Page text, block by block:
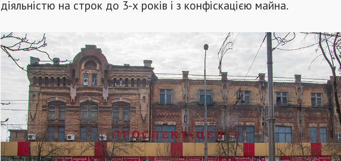
діяльністю на строк до 3-х років і з конфіскацією майна.